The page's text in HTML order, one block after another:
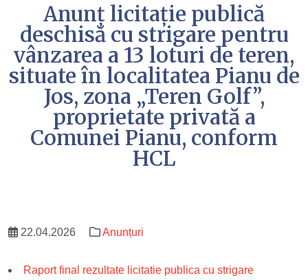
Anunț licitație publică
deschisă cu strigare pentru
vânzarea a 13 loturi de teren,
situate în localitatea Pianu de
Jos, zona „Teren Golf”,
proprietate privată a
Comunei Pianu, conform
HCL
22.04.2026 Anunțuri
Raport final rezultate licitatie publica cu strigare